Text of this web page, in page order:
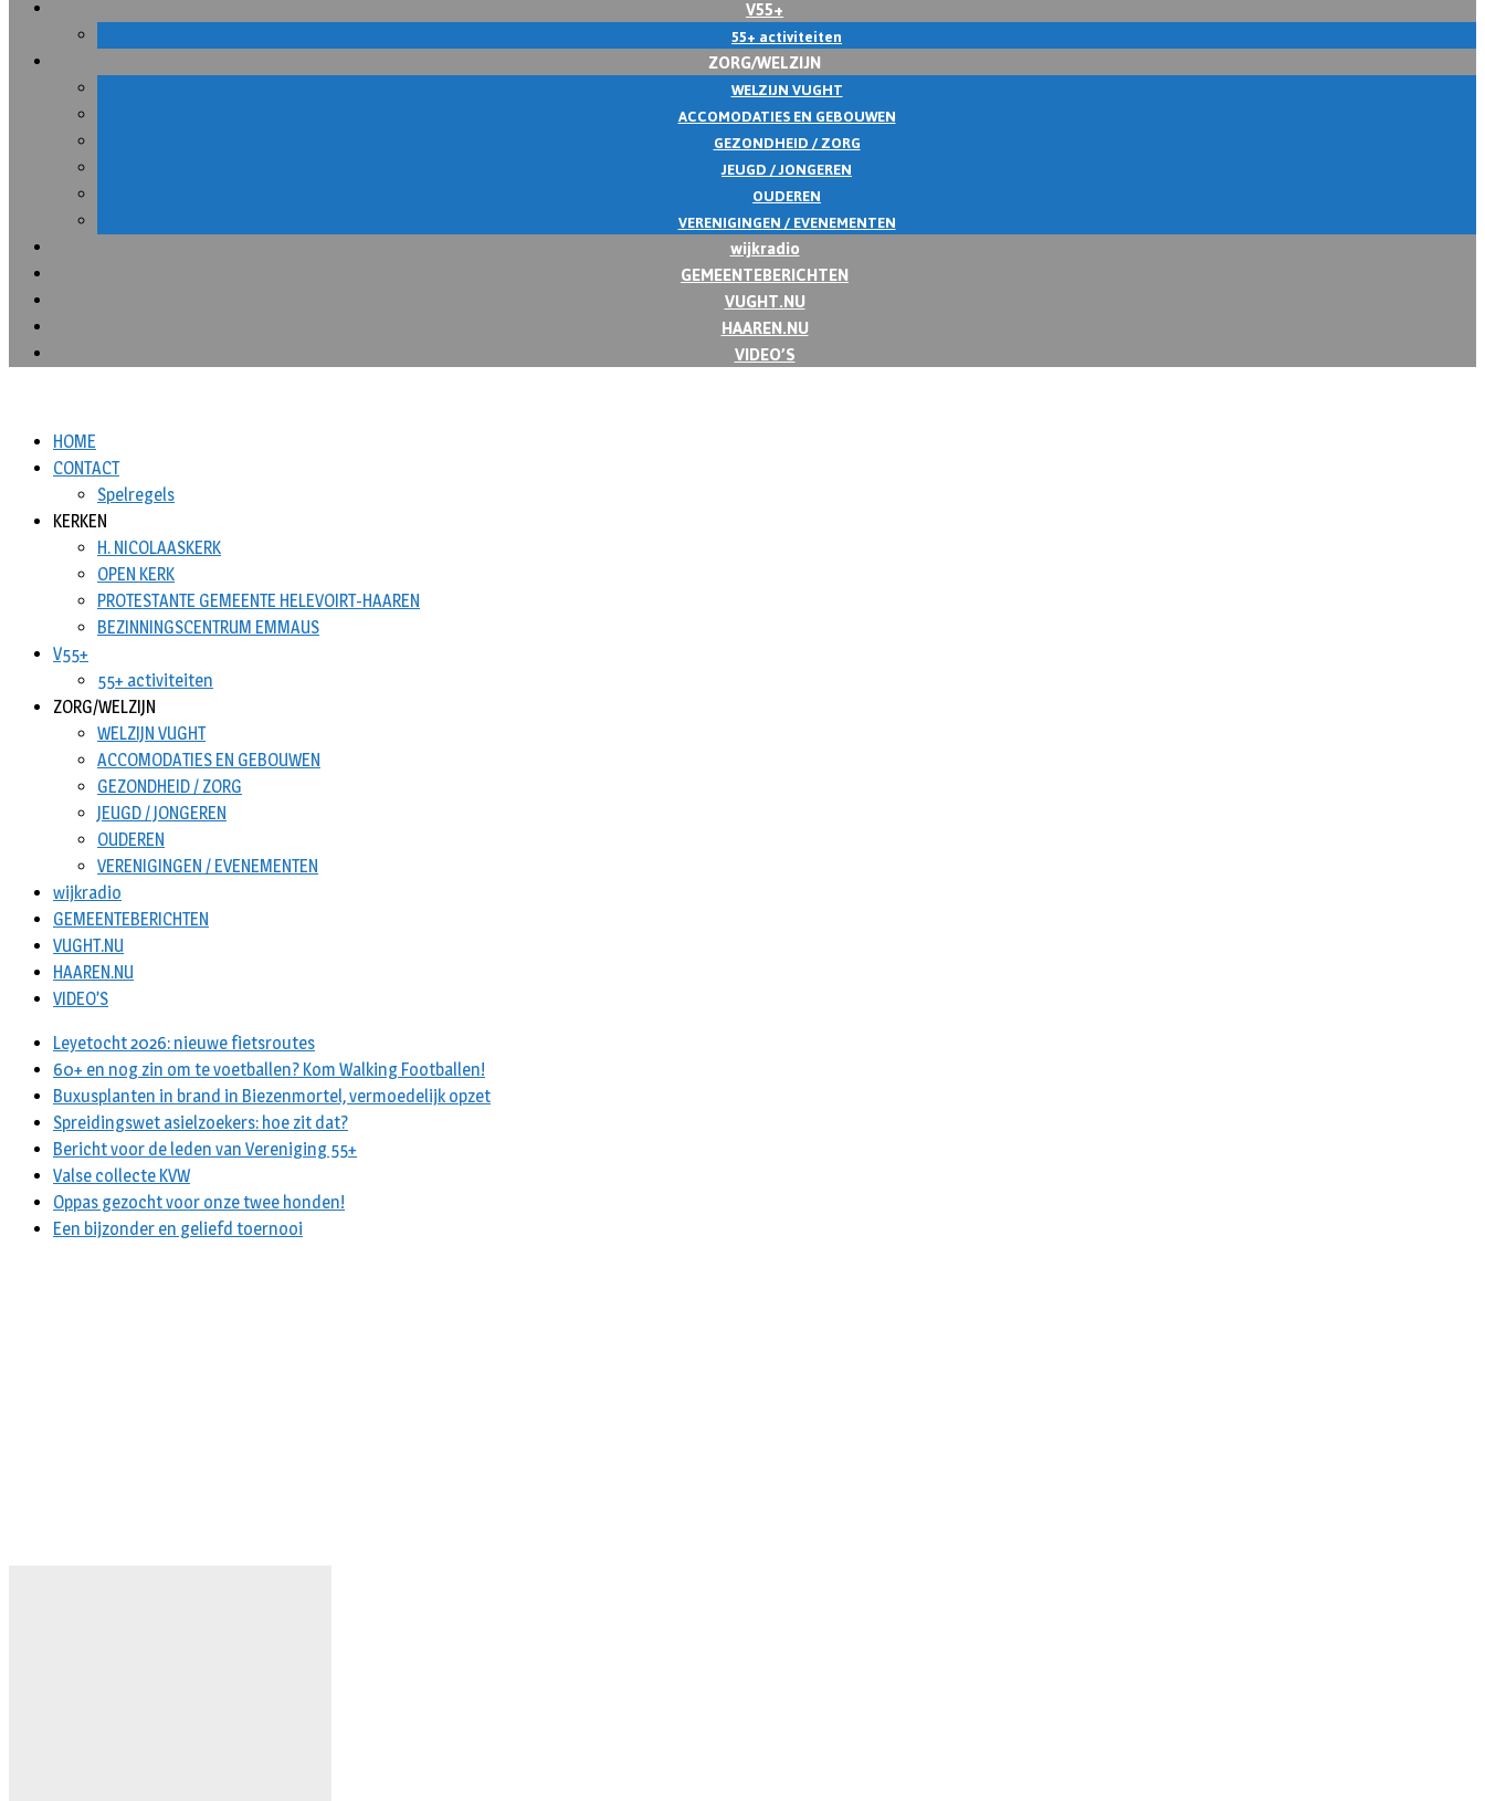
V55+
55+ activiteiten
ZORG/WELZIJN
WELZIJN VUGHT
ACCOMODATIES EN GEBOUWEN
GEZONDHEID / ZORG
JEUGD / JONGEREN
OUDEREN
VERENIGINGEN / EVENEMENTEN
wijkradio
GEMEENTEBERICHTEN
VUGHT.NU
HAAREN.NU
VIDEO’S
HOME
CONTACT
Spelregels
KERKEN
H. NICOLAASKERK
OPEN KERK
PROTESTANTE GEMEENTE HELEVOIRT-HAAREN
BEZINNINGSCENTRUM EMMAUS
V55+
55+ activiteiten
ZORG/WELZIJN
WELZIJN VUGHT
ACCOMODATIES EN GEBOUWEN
GEZONDHEID / ZORG
JEUGD / JONGEREN
OUDEREN
VERENIGINGEN / EVENEMENTEN
wijkradio
GEMEENTEBERICHTEN
VUGHT.NU
HAAREN.NU
VIDEO’S
Leyetocht 2026: nieuwe fietsroutes
60+ en nog zin om te voetballen? Kom Walking Footballen!
Buxusplanten in brand in Biezenmortel, vermoedelijk opzet
Spreidingswet asielzoekers: hoe zit dat?
Bericht voor de leden van Vereniging 55+
Valse collecte KVW
Oppas gezocht voor onze twee honden!
Een bijzonder en geliefd toernooi